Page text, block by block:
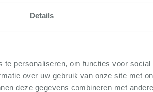
Details
personaliseren, om functies voor social
over uw gebruik van onze site met
deze gegevens combineren met
FeelGoodCenter
Sporthelden in
Kennedylaan 247
5981 WZ Panningen